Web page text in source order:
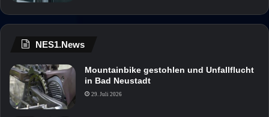
NES1.News
Mountainbike gestohlen und Unfallflucht
in Bad Neustadt
29. Juli 2026